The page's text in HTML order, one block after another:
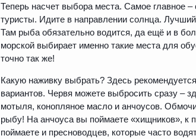
Теперь насчет выбора места. Самое главное –
туристы. Идите в направлении солнца.
Там рыба обязательно водится, да ещё и в
морской выбирает именно такие места для
точно так же!
Какую наживку выбрать? Здесь
вариантов. Червя можете выбросить сразу –
мотыля, конопляное масло и анчоусов.
рыбу! На анчоуса вы поймаете «хищников», к
поймаете и пресноводцев, которые часто